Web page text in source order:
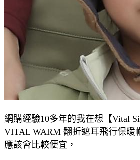
網購經驗10多年的我在想【Vital
VITAL WARM 翻折遮耳飛行保暖
應該會比較便宜，